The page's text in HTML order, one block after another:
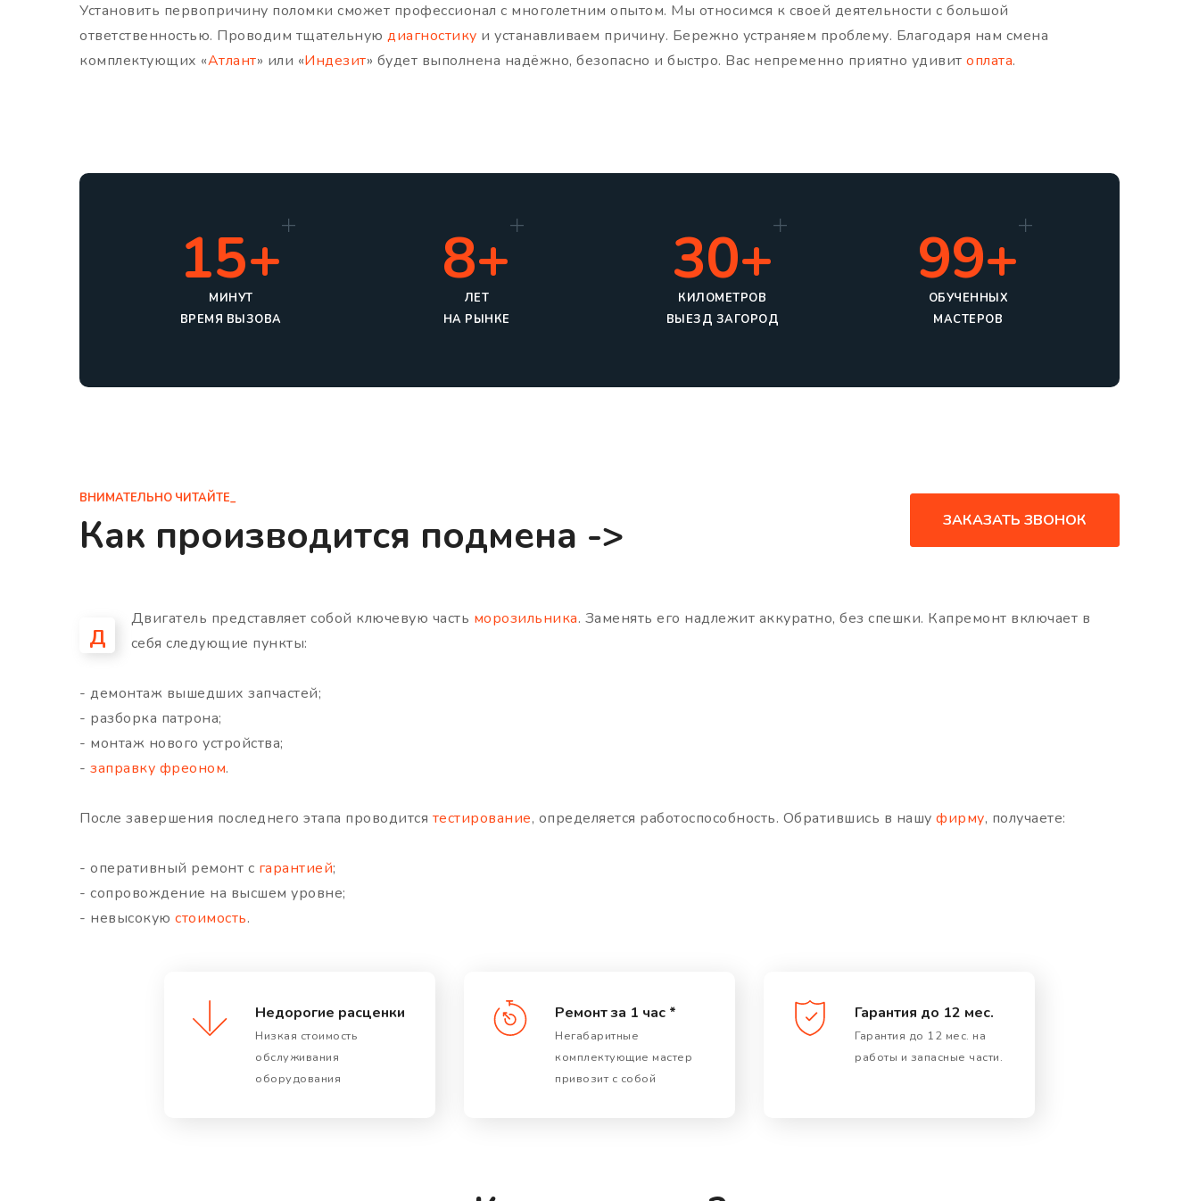
Установить первопричину поломки сможет профессионал с многолетним опытом. Мы относимся к своей деятельности с большой
ответственностью. Проводим тщательную диагностику и устанавливаем причину. Бережно устраняем проблему. Благодаря нам смена
комплектующих «Атлант» или «Индезит» будет выполнена надёжно, безопасно и быстро. Вас непременно приятно удивит оплата.
15+
МИНУТ
ВРЕМЯ ВЫЗОВА
8+
ЛЕТ
НА РЫНКЕ
30+
КИЛОМЕТРОВ
ВЫЕЗД ЗАГОРОД
99+
ОБУЧЕННЫХ
МАСТЕРОВ
ВНИМАТЕЛЬНО ЧИТАЙТЕ_
Как производится подмена -> ЗАКАЗАТЬ ЗВОНОК
Д
Двигатель представляет собой ключевую часть морозильника. Заменять его надлежит аккуратно, без спешки. Капремонт включает в
себя следующие пункты:
- демонтаж вышедших запчастей;
- разборка патрона;
- монтаж нового устройства;
- заправку фреоном.
После завершения последнего этапа проводится тестирование, определяется работоспособность. Обратившись в нашу фирму, получаете:
- оперативный ремонт с гарантией;
- сопровождение на высшем уровне;
- невысокую стоимость.
Недорогие расценки
Низкая стоимость
обслуживания
оборудования
Ремонт за 1 час *
Негабаритные
комплектующие мастер
привозит с собой
Гарантия до 12 мес.
Гарантия до 12 мес. на
работы и запасные части.